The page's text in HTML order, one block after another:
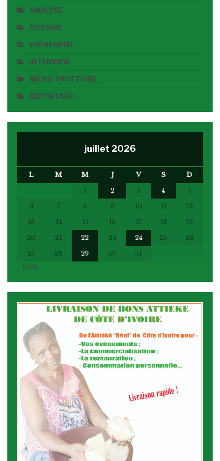
ANALYSE
DOSSIER
EVENEMENT
INTERVIEW
MICRO TROTTOIRE
REPORTAGE
juillet 2026
L M M J V S
D
1
2 3 4
5
6
7 8 9 10 11
12
13
14 15 16 17 18
19
20
21 22 23 24 25
26
27
28 29 30
31
« Juin